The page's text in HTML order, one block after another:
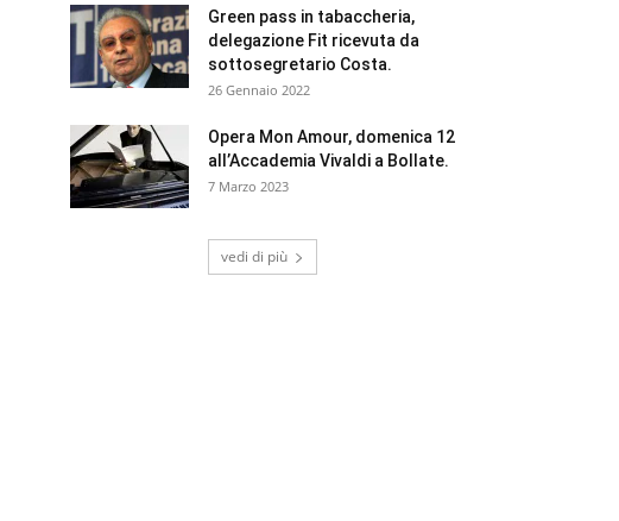
Green pass in tabaccheria,
delegazione Fit ricevuta da
sottosegretario Costa.
26 Gennaio 2022
Opera Mon Amour, domenica 12
all’Accademia Vivaldi a Bollate.
7 Marzo 2023
vedi di più